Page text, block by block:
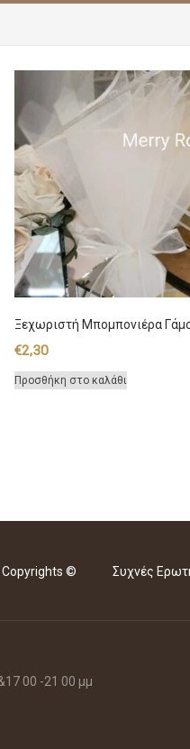
Ξεχωριστή Μπομπονιέρα
€2,30
Προσθήκη στο καλάθι
Copyrights © Συχνές
00 -21 00 μμ